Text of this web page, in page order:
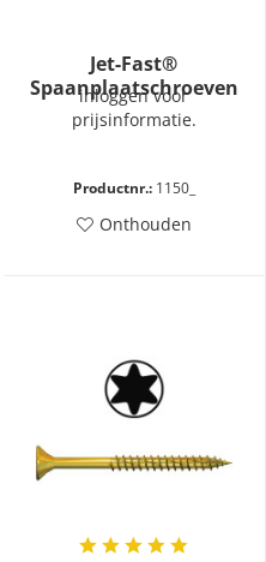
Jet-Fast®
Spaanplaatschroeven
blauw verzinkt
deeldraad – Torx
inloggen voor
prijsinformatie.
Productnr.:1150_
Onthouden